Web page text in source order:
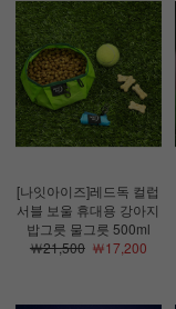
[나잇아이즈]레드독 컬럽
서블 보울 휴대용 강아지
밥그릇 물그릇 500ml
￦21,500￦17,200